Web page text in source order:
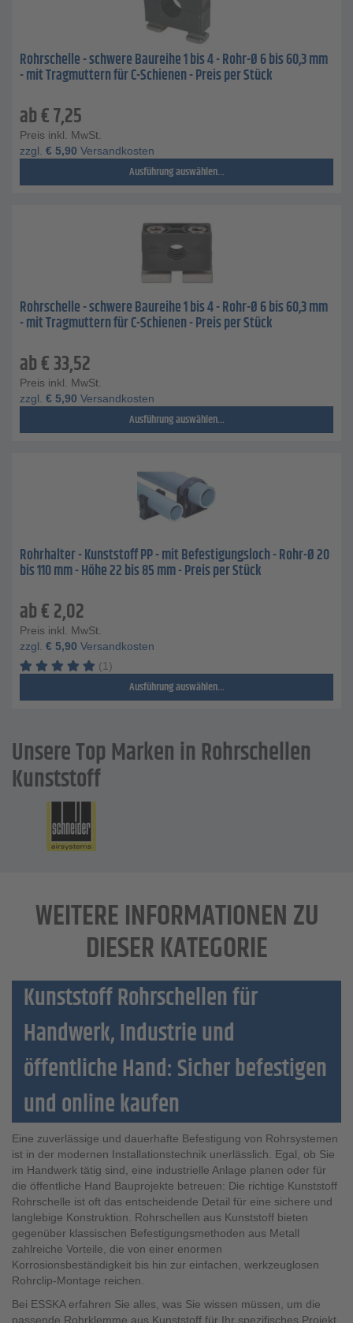
Rohrschelle - schwere Baureihe 1 bis 4 - Rohr-Ø 6 bis 60,3 mm
- mit Tragmuttern für C-Schienen - Preis per Stück
ab€7,25
Preis inkl. MwSt.
zzgl. € 5,90 Versandkosten
Ausführung auswählen...
Rohrschelle - schwere Baureihe 1 bis 4 - Rohr-Ø 6 bis 60,3 mm
- mit Tragmuttern für C-Schienen - Preis per Stück
ab€33,52
Preis inkl. MwSt.
zzgl. € 5,90 Versandkosten
Ausführung auswählen...
Rohrhalter - Kunststoff PP - mit Befestigungsloch - Rohr-Ø 20
bis 110 mm - Höhe 22 bis 85 mm - Preis per Stück
ab€2,02
Preis inkl. MwSt.
zzgl. € 5,90 Versandkosten
(1)
Ausführung auswählen...
Unsere Top Marken in Rohrschellen
Kunststoff
WEITERE INFORMATIONEN ZU
DIESER KATEGORIE
Kunststoff Rohrschellen für
Handwerk, Industrie und
öffentliche Hand: Sicher befestigen
und online kaufen
Eine zuverlässige und dauerhafte Befestigung von Rohrsystemen
ist in der modernen Installationstechnik unerlässlich. Egal, ob Sie
im Handwerk tätig sind, eine industrielle Anlage planen oder für
die öffentliche Hand Bauprojekte betreuen: Die richtige Kunststoff
Rohrschelle ist oft das entscheidende Detail für eine sichere und
langlebige Konstruktion. Rohrschellen aus Kunststoff bieten
gegenüber klassischen Befestigungsmethoden aus Metall
zahlreiche Vorteile, die von einer enormen
Korrosionsbeständigkeit bis hin zur einfachen, werkzeuglosen
Rohrclip-Montage reichen.
Bei ESSKA erfahren Sie alles, was Sie wissen müssen, um die
passende Rohrklemme aus Kunststoff für Ihr spezifisches Projekt